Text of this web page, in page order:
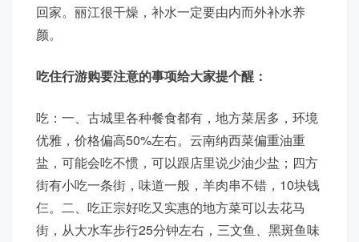
回家。丽江很干燥，补水一定要由内而外补水养
颜。
吃住行游购要注意的事项给大家提个醒：
吃：一、古城里各种餐食都有，地方菜居多，环境
优雅，价格偏高50%左右。云南纳西菜偏重油重
盐，可能会吃不惯，可以跟店里说少油少盐；四方
街有小吃一条街，味道一般，羊肉串不错，10块钱
仨。二、吃正宗好吃又实惠的地方菜可以去花马
街，从大水车步行25分钟左右，三文鱼、黑斑鱼味